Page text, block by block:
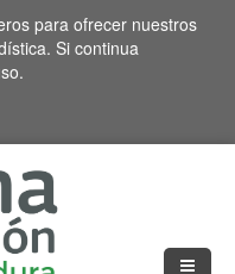
para ofrecer nuestros
Si continua